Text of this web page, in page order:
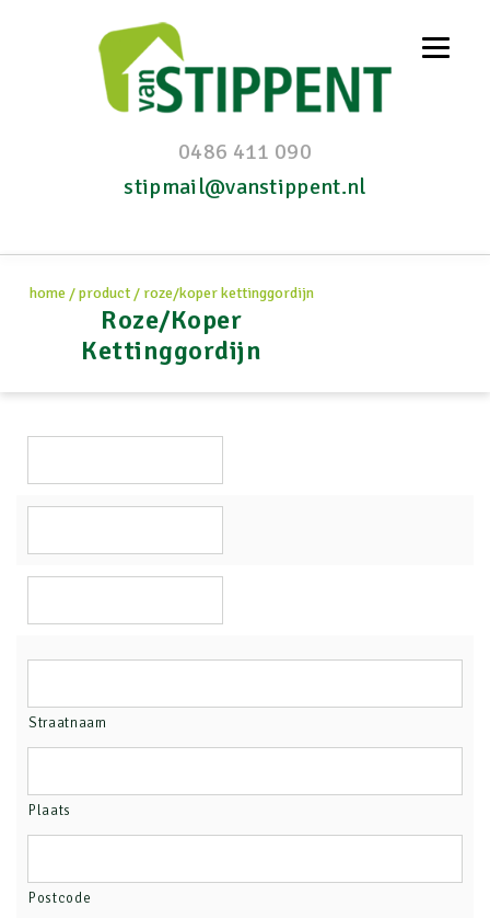
0486 411 090
stipmail@vanstippent.nl
Roze/Koper
Kettinggordijn
home /product/ roze/koper kettinggordijn
Straatnaam
Plaats
Postcode